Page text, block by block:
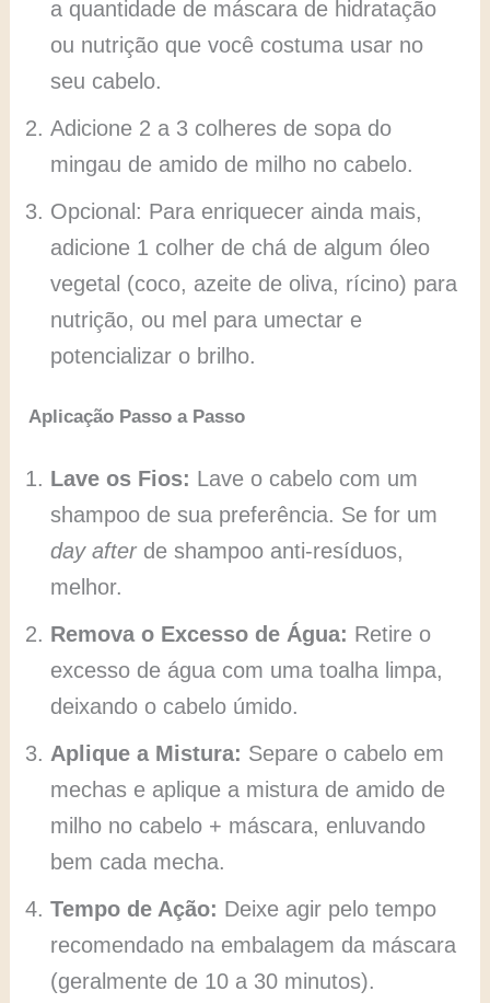
a quantidade de máscara de hidratação
ou nutrição que você costuma usar no
seu cabelo.
Adicione 2 a 3 colheres de sopa do
mingau de amido de milho no cabelo.
Opcional: Para enriquecer ainda mais,
adicione 1 colher de chá de algum óleo
vegetal (coco, azeite de oliva, rícino) para
nutrição, ou mel para umectar e
potencializar o brilho.
Aplicação Passo a Passo
Lave os Fios: Lave o cabelo com um
shampoo de sua preferência. Se for um
day afterde shampoo anti-resíduos,
melhor.
Remova o Excesso de Água: Retire o
excesso de água com uma toalha limpa,
deixando o cabelo úmido.
Aplique a Mistura: Separe o cabelo em
mechas e aplique a mistura de amido de
milho no cabelo + máscara, enluvando
bem cada mecha.
Tempo de Ação: Deixe agir pelo tempo
recomendado na embalagem da máscara
(geralmente de 10 a 30 minutos).